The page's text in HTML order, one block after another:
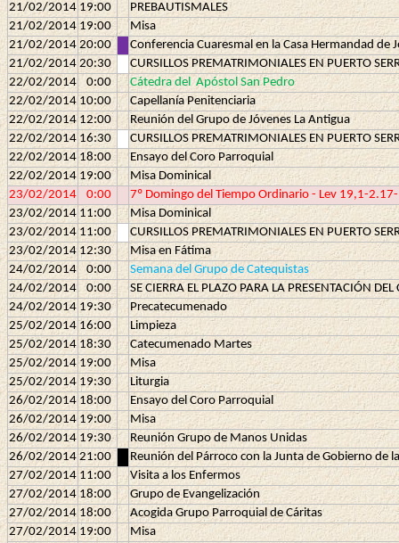
21/02/2014 19:00
PREBAUTISMALES
21/02/2014 19:00
Misa
21/02/2014 20:00
Conferencia Cuaresmal en la Casa Hermandad de
21/02/2014 20:30
CURSILLOS PREMATRIMONIALES EN PUERTO
22/02/2014
0:00 Cátedra del Apóstol San Pedro
22/02/2014 10:00
Capellanía Penitenciaria
22/02/2014 12:00
Reunión del Grupo de Jóvenes La Antigua
22/02/2014 16:30
CURSILLOS PREMATRIMONIALES EN PUERTO
22/02/2014 18:00
Ensayo del Coro Parroquial
22/02/2014 19:00
Misa Dominical
23/02/2014
0:00
7º Domingo del Tiempo Ordinario - Lev 19,1-
23/02/2014 11:00
Misa Dominical
23/02/2014 11:00
CURSILLOS PREMATRIMONIALES EN PUERTO
23/02/2014 12:30
Misa en Fátima
24/02/2014
0:00
Semana del Grupo de Catequistas
24/02/2014
0:00
SE CIERRA EL PLAZO PARA LA PRESENTACIÓN
24/02/2014 19:30
Precatecumenado
25/02/2014 16:00
Limpieza
25/02/2014 18:30
Catecumenado Martes
25/02/2014 19:00
Misa
25/02/2014 19:30
Liturgia
26/02/2014 18:00
Ensayo del Coro Parroquial
26/02/2014 19:00
Misa
26/02/2014 19:30
Reunión Grupo de Manos Unidas
26/02/2014 21:00
Reunión del Párroco con la Junta de Gobierno de
27/02/2014 11:00
Visita a los Enfermos
27/02/2014 18:00
Grupo de Evangelización
27/02/2014 18:00
Acogida Grupo Parroquial de Cáritas
27/02/2014 19:00
Misa